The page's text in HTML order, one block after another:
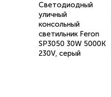
Светодиодный
уличный
консольный
светильник Feron
SP3050 30W 5000K
230V, серый